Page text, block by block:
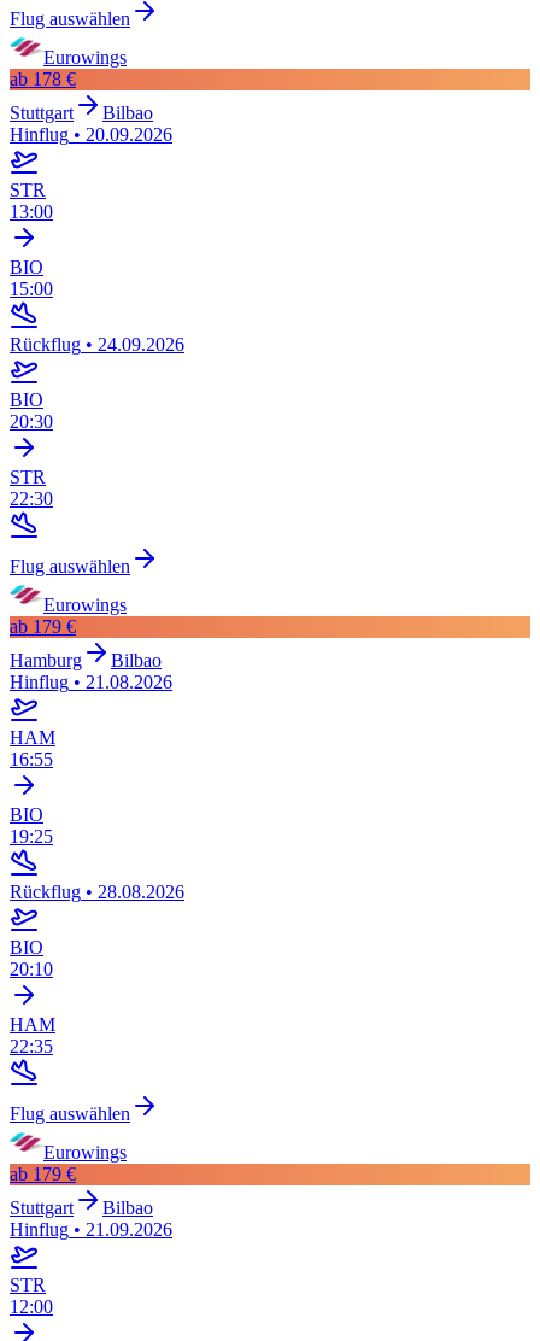
Flug auswählen
Eurowings
ab 178 €
Stuttgart
Bilbao
Hinflug • 20.09.2026
STR
13:00
BIO
15:00
Rückflug • 24.09.2026
BIO
20:30
STR
22:30
Flug auswählen
Eurowings
ab 179 €
Hamburg
Bilbao
Hinflug • 21.08.2026
HAM
16:55
BIO
19:25
Rückflug • 28.08.2026
BIO
20:10
HAM
22:35
Flug auswählen
Eurowings
ab 179 €
Stuttgart
Bilbao
Hinflug • 21.09.2026
STR
12:00